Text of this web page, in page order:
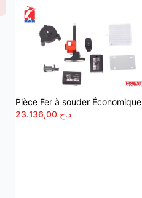
Pièce Fer à souder Économique
د.ج